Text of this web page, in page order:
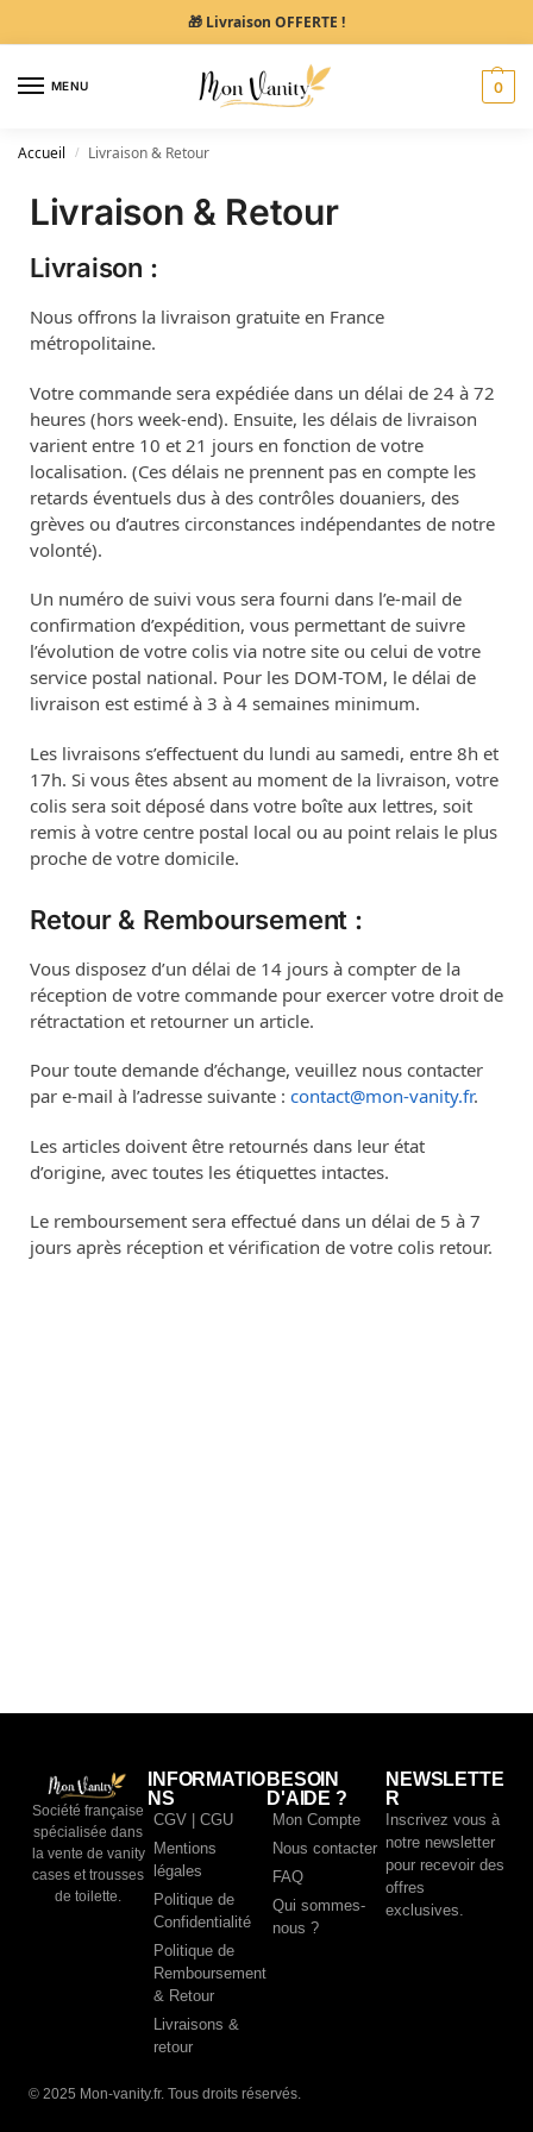
🎁 Livraison OFFERTE !
MENU 0
Accueil / Livraison & Retour
Livraison & Retour
Livraison :
Nous offrons la livraison gratuite en France
métropolitaine.
Votre commande sera expédiée dans un délai de 24 à 72
heures (hors week-end). Ensuite, les délais de livraison
varient entre 10 et 21 jours en fonction de votre
localisation. (Ces délais ne prennent pas en compte les
retards éventuels dus à des contrôles douaniers, des
grèves ou d’autres circonstances indépendantes de notre
volonté).
Un numéro de suivi vous sera fourni dans l’e-mail de
confirmation d’expédition, vous permettant de suivre
l’évolution de votre colis via notre site ou celui de votre
service postal national. Pour les DOM-TOM, le délai de
livraison est estimé à 3 à 4 semaines minimum.
Les livraisons s’effectuent du lundi au samedi, entre 8h et
17h. Si vous êtes absent au moment de la livraison, votre
colis sera soit déposé dans votre boîte aux lettres, soit
remis à votre centre postal local ou au point relais le plus
proche de votre domicile.
Retour & Remboursement :
Vous disposez d’un délai de 14 jours à compter de la
réception de votre commande pour exercer votre droit de
rétractation et retourner un article.
Pour toute demande d’échange, veuillez nous contacter
par e-mail à l’adresse suivante : contact@mon-vanity.fr.
Les articles doivent être retournés dans leur état
d’origine, avec toutes les étiquettes intactes.
Le remboursement sera effectué dans un délai de 5 à 7
jours après réception et vérification de votre colis retour.
Société française
spécialisée dans
la vente de vanity
cases et trousses
de toilette.
INFORMATIO
NS
CGV | CGU
Mentions
légales
Politique de
Confidentialité
Politique de
Remboursement
& Retour
Livraisons &
retour
BESOIN
D'AIDE ?
Mon Compte
Nous contacter
FAQ
Qui sommes-
nous ?
NEWSLETTE
R
Inscrivez vous à
notre newsletter
pour recevoir des
offres
exclusives.
© 2025 Mon-vanity.fr. Tous droits réservés.